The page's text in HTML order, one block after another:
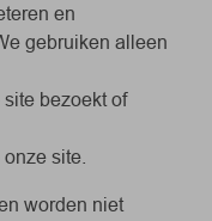
en
gebruiken alleen
bezoekt of
site.
worden niet